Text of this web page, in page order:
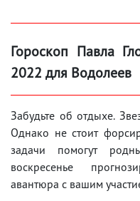
Гороскоп Павла
2022 для Водолеев
Забудьте об отдыхе.
Однако не стоит
задачи помогут
воскресенье
авантюра с вашим